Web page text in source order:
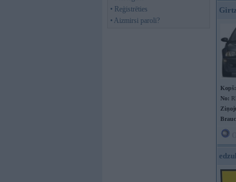
• Reģistrēties
• Aizmirsi paroli?
Kopš:
No: